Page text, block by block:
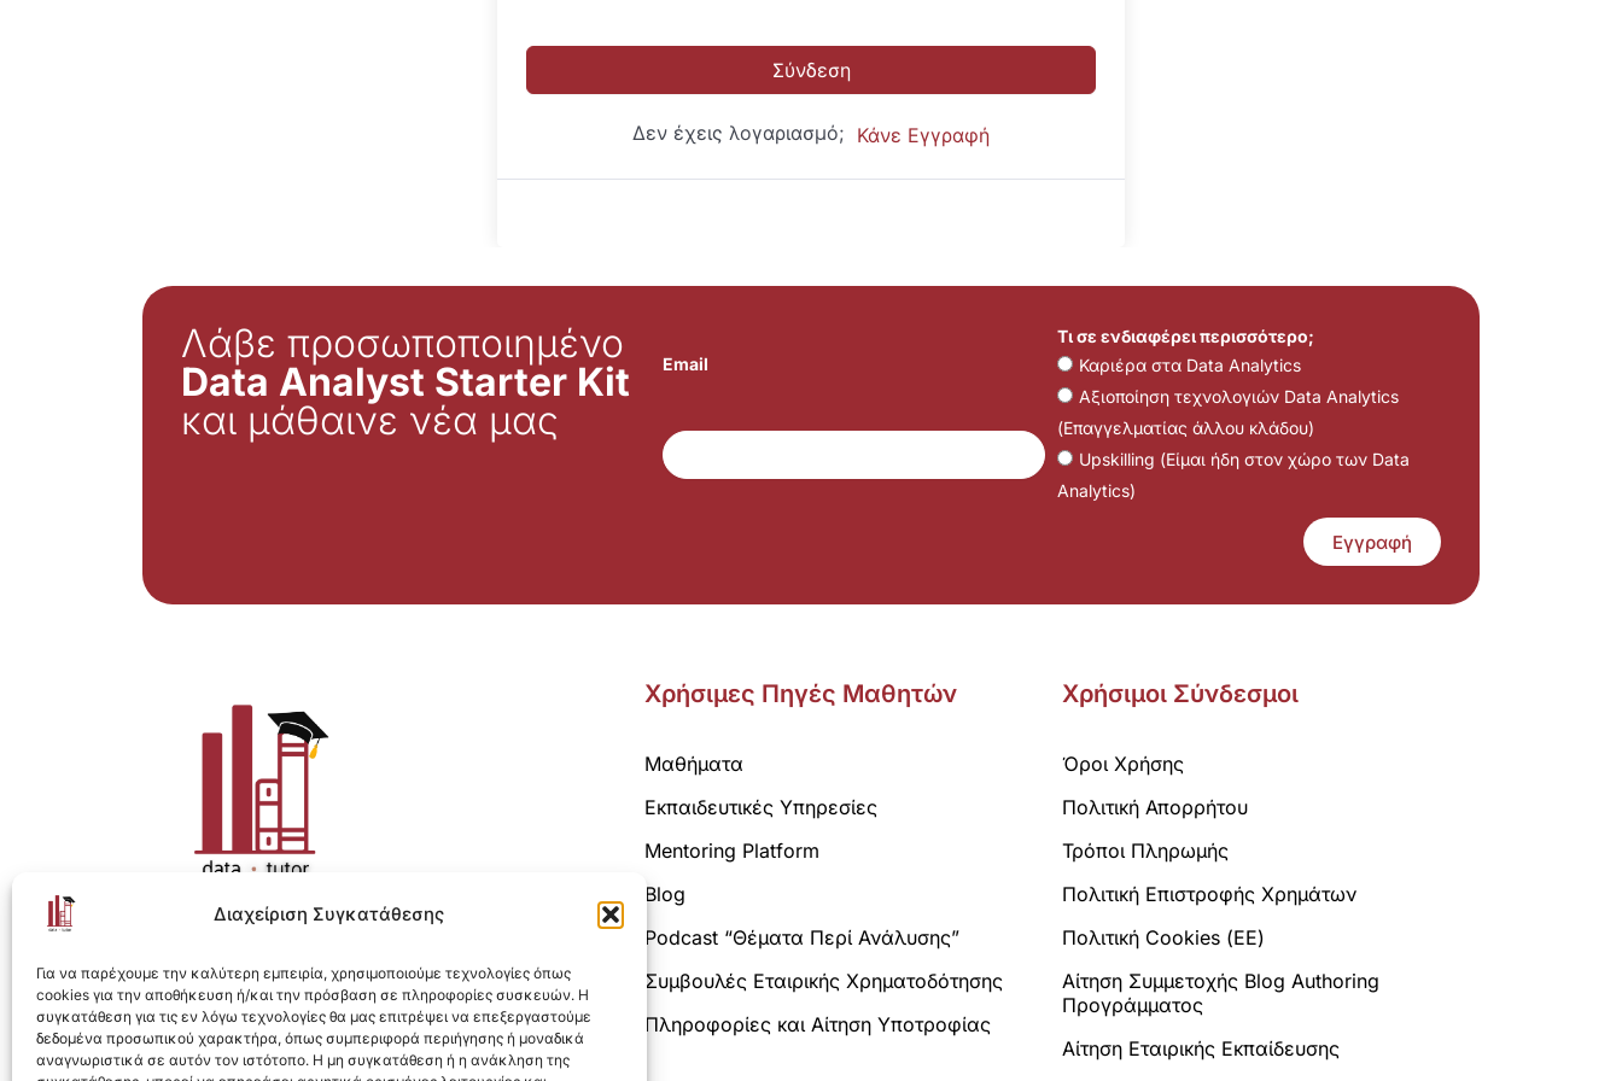
Διαχείριση Συγκατάθεσης
Για να παρέχουμε την καλύτερη εμπειρία, χρησιμοποιούμε τεχνολογίες όπως
cookies για την αποθήκευση ή/και την πρόσβαση σε πληροφορίες συσκευών. Η
συγκατάθεση για τις εν λόγω τεχνολογίες θα μας επιτρέψει να επεξεργαστούμε
δεδομένα προσωπικού χαρακτήρα, όπως συμπεριφορά περιήγησης ή μοναδικά
αναγνωριστικά σε αυτόν τον ιστότοπο. Η μη συγκατάθεση ή η ανάκληση της
Σύνδεση
Δεν έχεις λογαριασμό; Κάνε Εγγραφή
Λάβε προσωποποιημένο
Data Analyst Starter Kit
και μάθαινε νέα μας
Email
Τι σε ενδιαφέρει περισσότερο;
Καριέρα στα Data Analytics
Αξιοποίηση τεχνολογιών Data Analytics
(Επαγγελματίας άλλου κλάδου)
Upskilling (Είμαι ήδη στον χώρο των Data
Analytics)
Εγγραφή
Η ολοκληρωμένη e-learning λύση για Data Analytics.
Χρήσιμες Πηγές Μαθητών
Μαθήματα
Εκπαιδευτικές Υπηρεσίες
Mentoring Platform
Blog
Podcast “Θέματα Περί Ανάλυσης”
Συμβουλές Εταιρικής Χρηματοδότησης
Πληροφορίες και Αίτηση Υποτροφίας
Χρήσιμοι Σύνδεσμοι
Όροι Χρήσης
Πολιτική Απορρήτου
Τρόποι Πληρωμής
Πολιτική Επιστροφής Χρημάτων
Πολιτική Cookies (ΕΕ)
Αίτηση Συμμετοχής Blog Authoring
Προγράμματος
Αίτηση Εταιρικής Εκπαίδευσης